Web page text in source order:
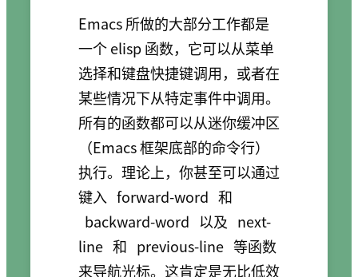
Emacs 所做的大部分工作都是
一个 elisp 函数，它可以从菜单
选择和键盘快捷键调用，或者在
某些情况下从特定事件中调用。
所有的函数都可以从迷你缓冲区
（Emacs 框架底部的命令行）
执行。理论上，你甚至可以通过
键入 forward-word 和
backward-word 以及 next-
line 和 previous-line 等函数
来导航光标。这肯定是无比低效